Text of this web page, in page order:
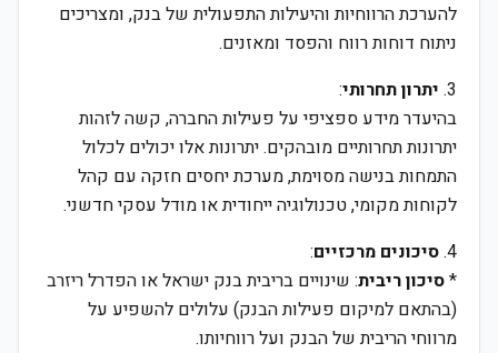
להערכת הרווחיות והיעילות התפעולית של בנק, ומצריכים
ניתוח דוחות רווח והפסד ומאזנים.
3. יתרון תחרותי:
בהיעדר מידע ספציפי על פעילות החברה, קשה לזהות
יתרונות תחרותיים מובהקים. יתרונות אלו יכולים לכלול
התמחות בנישה מסוימת, מערכת יחסים חזקה עם קהל
לקוחות מקומי, טכנולוגיה ייחודית או מודל עסקי חדשני.
4. סיכונים מרכזיים:
*סיכון ריבית: שינויים בריבית בנק ישראל או הפדרל ריזרב
(בהתאם למיקום פעילות הבנק) עלולים להשפיע על
מרווחי הריבית של הבנק ועל רווחיותו.